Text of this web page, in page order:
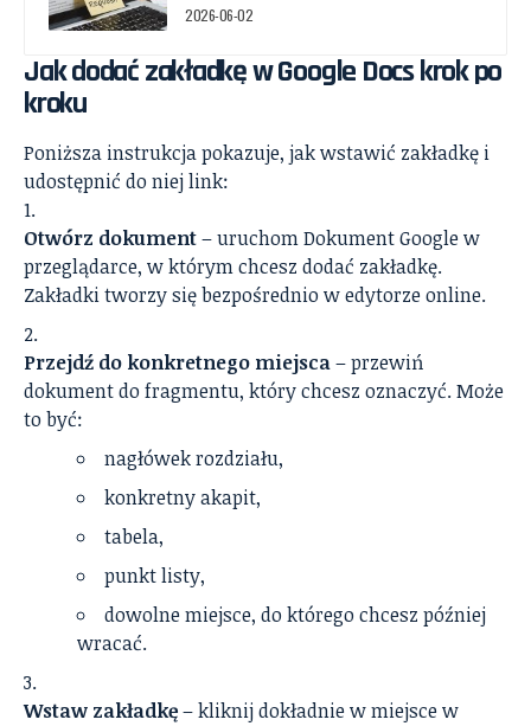
2026-06-02
Jak dodać zakładkę w Google Docs krok po
kroku
Poniższa instrukcja pokazuje, jak wstawić zakładkę i
udostępnić do niej link:
Otwórz dokument– uruchom Dokument Google w
przeglądarce, w którym chcesz dodać zakładkę.
Zakładki tworzy się bezpośrednio w edytorze online.
Przejdź do konkretnego miejsca– przewiń
dokument do fragmentu, który chcesz oznaczyć. Może
to być:
nagłówek rozdziału,
konkretny akapit,
tabela,
punkt listy,
dowolne miejsce, do którego chcesz później
wracać.
Wstaw zakładkę– kliknij dokładnie w miejsce w